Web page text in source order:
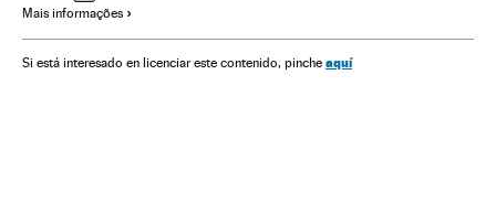
Mais informações
Si está interesado en licenciar este contenido, pinche aquí